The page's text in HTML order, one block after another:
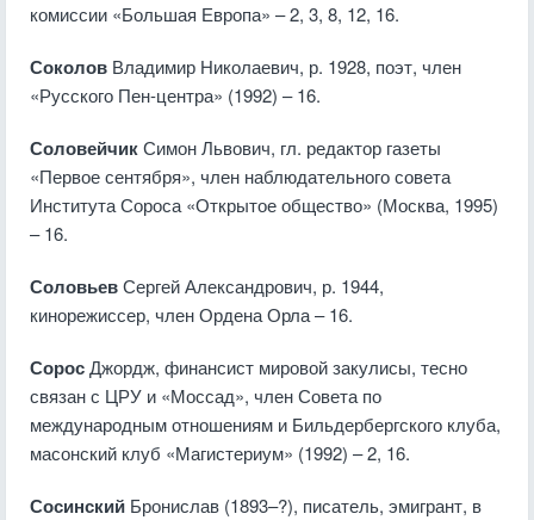
комиссии «Большая Европа» – 2, 3, 8, 12, 16.
Соколов Владимир Николаевич, р. 1928, поэт, член
«Русского Пен-центра» (1992) – 16.
СоловейчикСимон Львович, гл. редактор газеты
«Первое сентября», член наблюдательного совета
Института Сороса «Открытое общество» (Москва, 1995)
– 16.
СоловьевСергей Александрович, р. 1944,
кинорежиссер, член Ордена Орла – 16.
СоросДжордж, финансист мировой закулисы, тесно
связан с ЦРУ и «Моссад», член Совета по
международным отношениям и Бильдербергского клуба,
масонский клуб «Магистериум» (1992) – 2, 16.
Сосинский Бронислав (1893–?), писатель, эмигрант, в